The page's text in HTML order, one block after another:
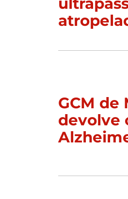
GCM de
devolve